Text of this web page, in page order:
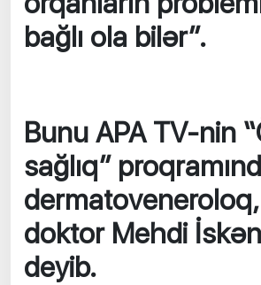
bağlı ola bilər”.
Bunu APA TV-nin
sağlıq”
doktor Mehdi
deyib.